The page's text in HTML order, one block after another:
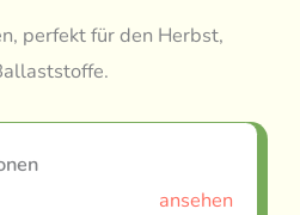
perfekt für den Herbst,
ansehen